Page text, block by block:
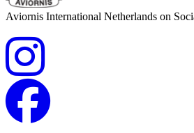
Aviornis International Netherlands on